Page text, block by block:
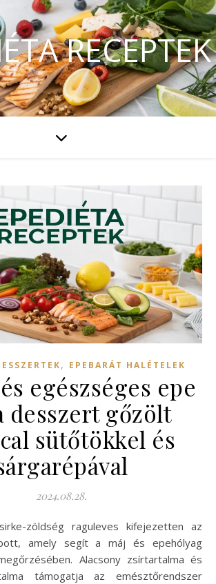
RECEPTEK
, EPEBARÁT HALÉTELEK
egészséges epe
desszert gőzölt
sütőtökkel és
2024.08.28.
amely segít a máj és epehólyag
Alacsony zsírtartalma és
támogatja az emésztőrendszer